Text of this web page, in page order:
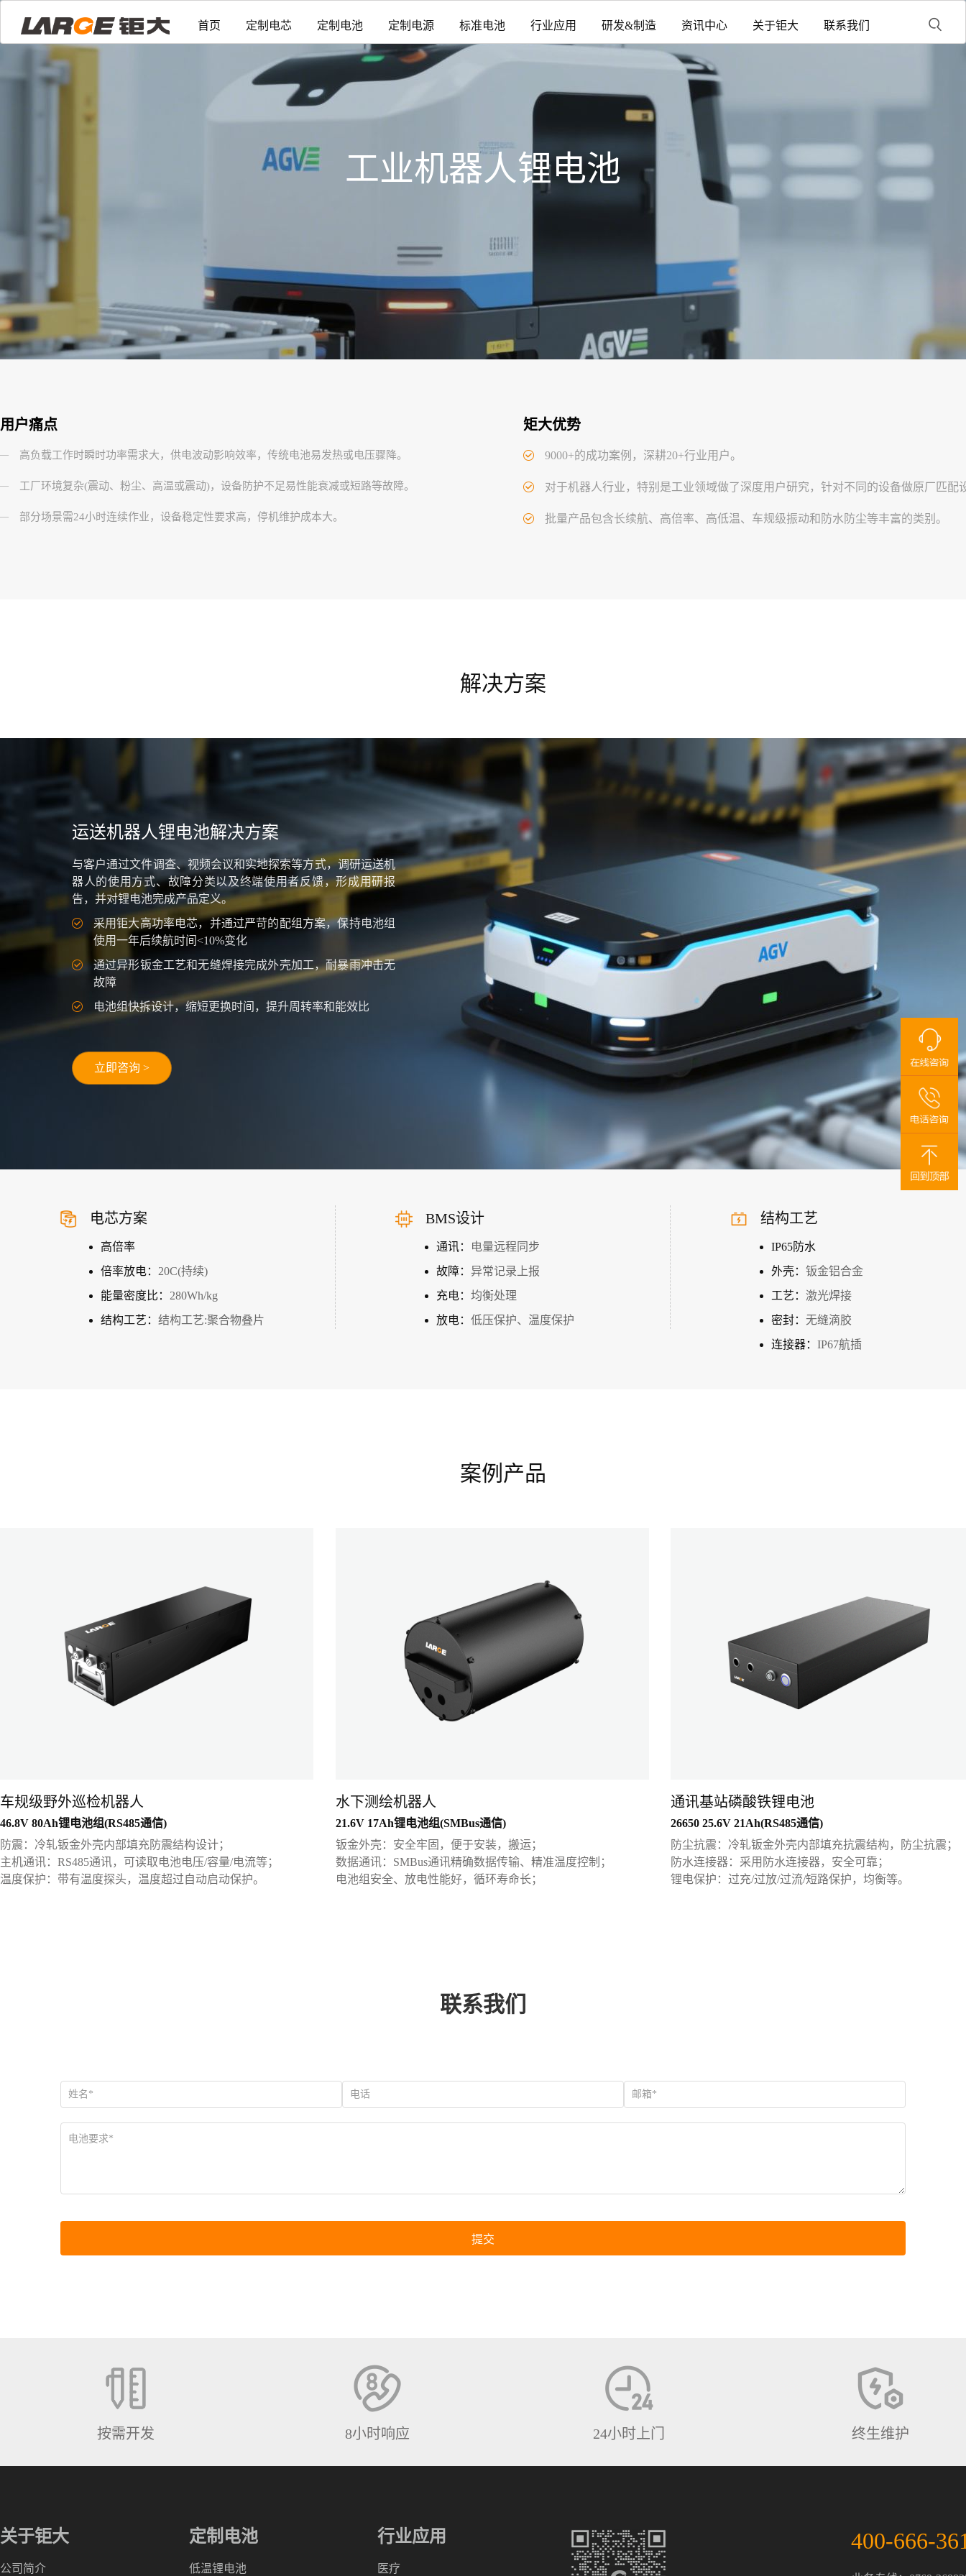
首页 定制电芯 定制电池 定制电源 标准电池 行业应用 研发&制造 资讯中心 关于钜大 联系我们
工业机器人锂电池
用户痛点
— 高负载工作时瞬时功率需求大，供电波动影响效率，传统电池易发热或电压骤降。
— 工厂环境复杂(震动、粉尘、高温或震动)，设备防护不足易性能衰减或短路等故障。
— 部分场景需24小时连续作业，设备稳定性要求高，停机维护成本大。
矩大优势
9000+的成功案例，深耕20+行业用户。
对于机器人行业，特别是工业领域做了深度用户研究，针对不同的设备做原厂匹配
批量产品包含长续航、高倍率、高低温、车规级振动和防水防尘等丰富的类别。
解决方案
运送机器人锂电池解决方案
与客户通过文件调查、视频会议和实地探索等方式，调研运送机
器人的使用方式、故障分类以及终端使用者反馈，形成用研报
告，并对锂电池完成产品定义。
采用钜大高功率电芯，并通过严苛的配组方案，保持电池组
使用一年后续航时间<10%变化
通过异形钣金工艺和无缝焊接完成外壳加工，耐暴雨冲击无
故障
电池组快拆设计，缩短更换时间，提升周转率和能效比
立即咨询 >
电芯方案
高倍率
倍率放电： 20C(持续)
能量密度比： 280Wh/kg
结构工艺： 结构工艺:聚合物叠片
BMS设计
通讯：
电量远程同步
故障： 异常记录上报
充电： 均衡处理
放电： 低压保护、温度保护
结构工艺
IP65防水
外壳：钣金铝合金
工艺：激光焊接
密封：无缝滴胶
连接器：IP67航插
案例产品
车规级野外巡检机器人
46.8V 80Ah锂电池组(RS485通信)
防震：冷轧钣金外壳内部填充防震结构设计；
主机通讯：RS485通讯，可读取电池电压/容量/电流等；
温度保护：带有温度探头，温度超过自动启动保护。
水下测绘机器人
21.6V 17Ah锂电池组(SMBus通信)
钣金外壳：安全牢固，便于安装，搬运；
数据通讯：SMBus通讯精确数据传输、精准温度控制；
电池组安全、放电性能好，循环寿命长；
通讯基站磷酸铁锂电池
26650 25.6V 21Ah(RS485通信)
防尘抗震：冷轧钣金外壳内部填充抗震结构，防尘抗震；
防水连接器：采用防水连接器，安全可靠；
锂电保护：过充/过放/过流/短路保护，均衡等。
联系我们
提交
按需开发 8小时响应 24小时上门 终生维护
关于钜大
公司简介
定制电池
低温锂电池
行业应用
医疗
400-666-